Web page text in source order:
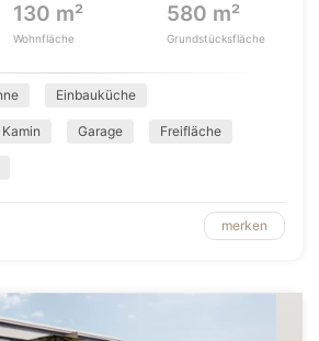
130 m²
Wohnfläche
580 m²
Grundstücksfläche
Einbauküche
Kamin Garage Freifläche
merken